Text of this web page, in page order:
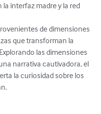
interfaz madre y la red
de dimensiones
que transforman la
las dimensiones
narrativa cautivadora, el
la curiosidad sobre los